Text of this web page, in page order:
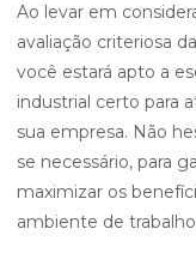
Ao levar em
avaliação criteriosa
você estará apto a
industrial certo para
sua empresa. Não
se necessário, para
maximizar os
ambiente de